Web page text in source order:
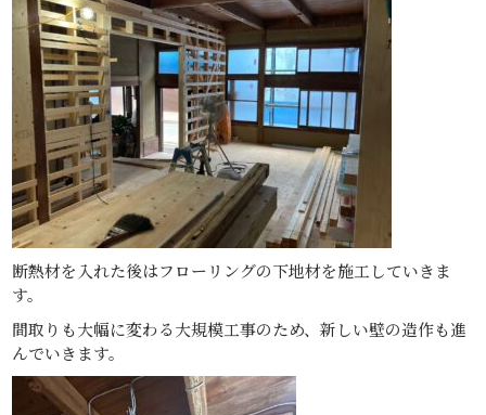
断熱材を入れた後はフローリングの下地材を施工していきま
す。
間取りも大幅に変わる大規模工事のため、新しい壁の造作も進
んでいきます。